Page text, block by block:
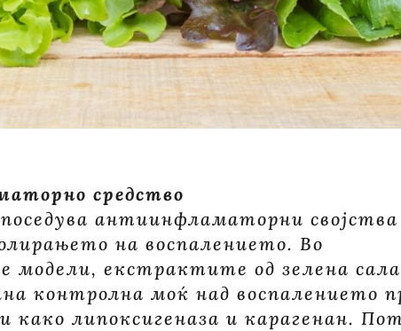
средство
антиинфламаторни својства
на воспалението. Во
модели, екстрактите од зелена
контролна моќ над воспалението
како липоксигеназа и карагенан.